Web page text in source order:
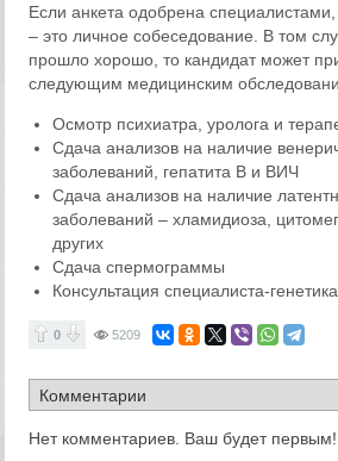
Если анкета одобрена
– это личное собеседование. В том
прошло хорошо, то кандидат может
следующим медицинским
Осмотр психиатра, уролога и
Сдача анализов на наличие
заболеваний, гепатита В и ВИЧ
Сдача анализов на наличие
заболеваний – хламидиоза,
других
Сдача спермограммы
Консультация специалиста-генетика
0 5209
Нет комментариев. Ваш будет первым!